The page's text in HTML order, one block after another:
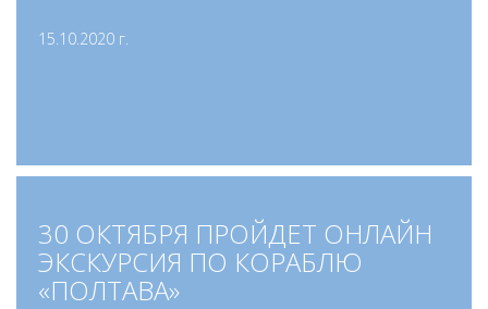
15.10.2020 г.
30 ОКТЯБРЯ ПРОЙДЕТ ОНЛАЙН
ЭКСКУРСИЯ ПО КОРАБЛЮ
«ПОЛТАВА»